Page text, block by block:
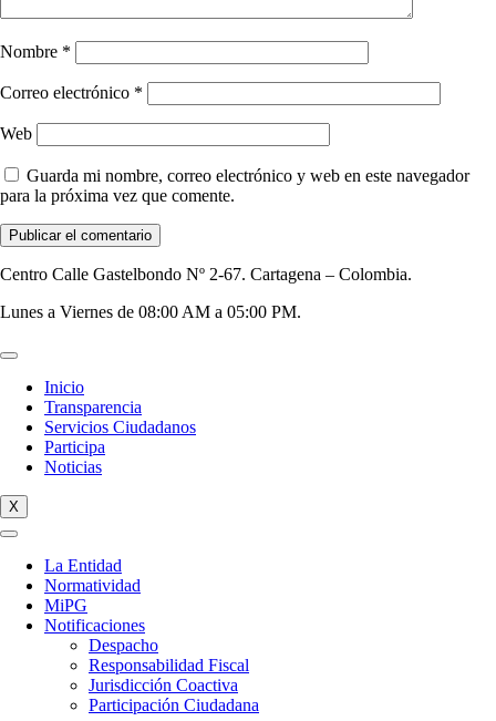
Nombre *
Correo electrónico *
Web
Guarda mi nombre, correo electrónico y web en este navegador
para la próxima vez que comente.
Centro Calle Gastelbondo Nº 2-67. Cartagena – Colombia.
Lunes a Viernes de 08:00 AM a 05:00 PM.
Inicio
Transparencia
Servicios Ciudadanos
Participa
Noticias
X
La Entidad
Normatividad
MiPG
Notificaciones
Despacho
Responsabilidad Fiscal
Jurisdicción Coactiva
Participación Ciudadana